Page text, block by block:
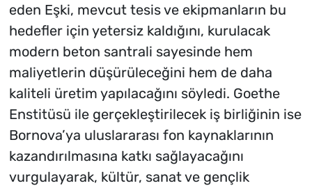
eden Eşki, mevcut tesis ve ekipmanların bu
hedefler için yetersiz kaldığını, kurulacak
modern beton santrali sayesinde hem
maliyetlerin düşürüleceğini hem de daha
kaliteli üretim yapılacağını söyledi. Goethe
Enstitüsü ile gerçekleştirilecek iş birliğinin ise
Bornova’ya uluslararası fon kaynaklarının
kazandırılmasına katkı sağlayacağını
vurgulayarak, kültür, sanat ve gençlik